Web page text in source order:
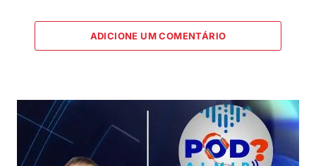
ADICIONE UM COMENTÁRIO